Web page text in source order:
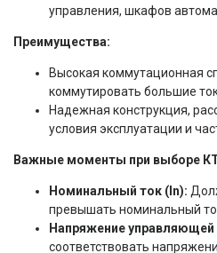
управления, шкафов
Преимущества:
Высокая коммутационная
коммутировать большие
Надежная конструкция,
условия эксплуатации и
Важные моменты при выборе
Номинальный ток (In):
превышать номинальный
Напряжение управляющей
соответствовать